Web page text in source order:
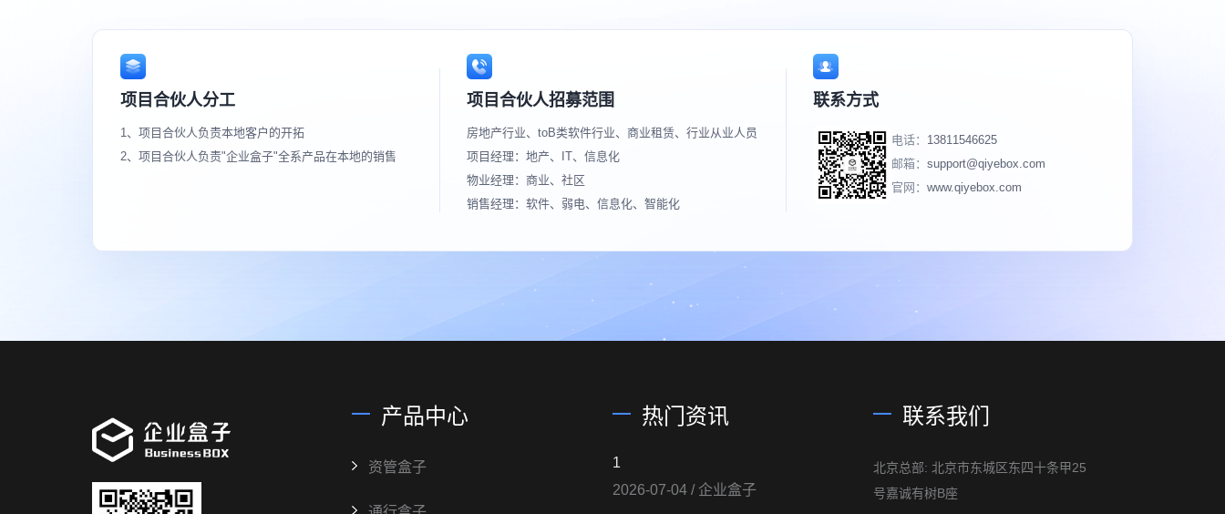
项目合伙人分工
1、项目合伙人负责本地客户的开拓
2、项目合伙人负责"企业盒子"全系产品在本地的销售
项目合伙人招募范围
房地产行业、toB类软件行业、商业租赁、行业从业人员
项目经理：地产、IT、信息化
物业经理：商业、社区
销售经理：软件、弱电、信息化、智能化
联系方式
电话： 13811546625
邮箱：support@qiyebox.com
官网：www.qiyebox.com
产品中心
资管盒子
热门资讯
1
2026-07-04/ 企业盒子
联系我们
北京总部: 北京市东城区东四十条甲25
号嘉诚有树B座